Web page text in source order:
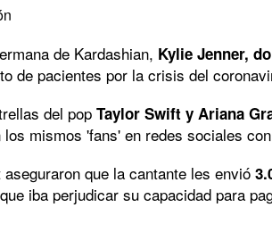
de Kardashian, Kylie Jenner,
de pacientes por la crisis del
del pop Taylor Swift y Ariana
los mismos 'fans' en redes sociales
que la cantante les envió
iba perjudicar su capacidad para